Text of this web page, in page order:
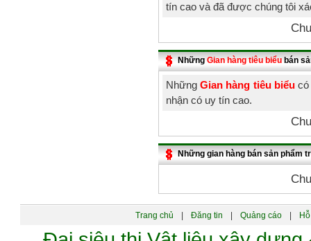
tín cao và đã được chúng tôi
NhữngGian hàng tiêu biểubán
NhữngGian hàng tiêu biểucó
nhận có uy tín cao.
Những gian hàng bán sản phẩm
Trang chủ Đăng tin Quảng cáo